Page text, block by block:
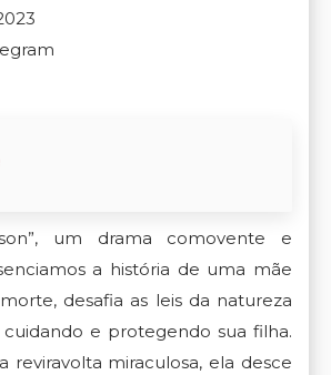
um drama comovente e
a história de uma mãe
desafia as leis da natureza
e protegendo sua filha.
reviravolta miraculosa, ela desce